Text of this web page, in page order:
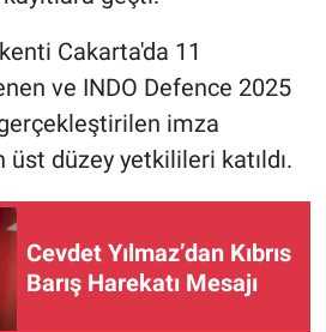
Cakarta'da 11
ve INDO Defence 2025
imza
düzey yetkilileri katıldı.
Cevdet Yılmaz’dan Kıbrıs
Barış Harekatı Mesajı